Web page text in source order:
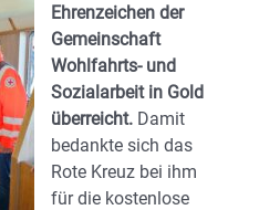
Ehrenzeichen der
Gemeinschaft
Wohlfahrts- und
Sozialarbeit in Gold
überreicht. Damit
bedankte sich das
Rote Kreuz bei ihm
für die kostenlose